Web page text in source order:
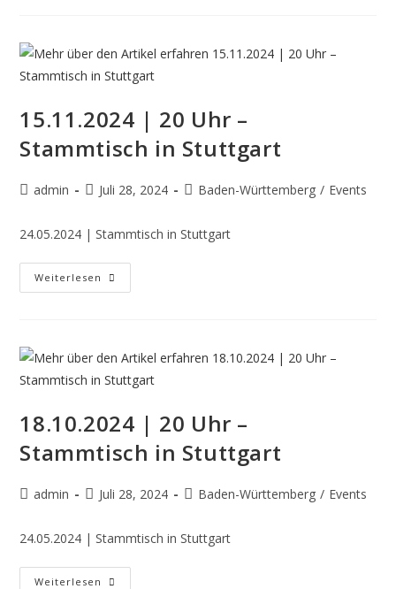
15.11.2024 | 20 Uhr –
Stammtisch in Stuttgart
admin Juli 28, 2024 Baden-Württemberg / Events
24.05.2024 | Stammtisch in Stuttgart
Weiterlesen
18.10.2024 | 20 Uhr –
Stammtisch in Stuttgart
admin Juli 28, 2024 Baden-Württemberg / Events
24.05.2024 | Stammtisch in Stuttgart
Weiterlesen